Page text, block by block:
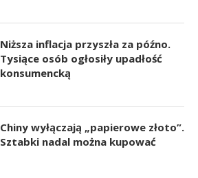
Niższa inflacja przyszła za późno.
Tysiące osób ogłosiły upadłość
konsumencką
Chiny wyłączają „papierowe złoto”.
Sztabki nadal można kupować